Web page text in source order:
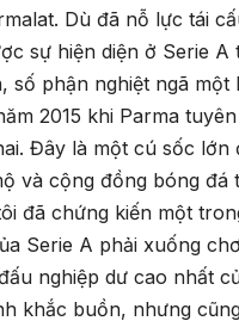
Dù đã nỗ lực tái
sự hiện diện ở Serie A
số phận nghiệt ngã một
2015 khi Parma
Đây là một cú sốc lớn
và cộng đồng bóng đá
đã chứng kiến một
Serie A phải xuống
nghiệp dư cao nhất
khắc buồn, nhưng